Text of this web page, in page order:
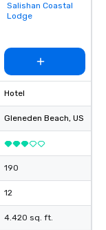
Removed from
favorites
Salishan Coastal
Lodge
Hotel
Gleneden Beach, US
190
12
4.420 sq. ft.